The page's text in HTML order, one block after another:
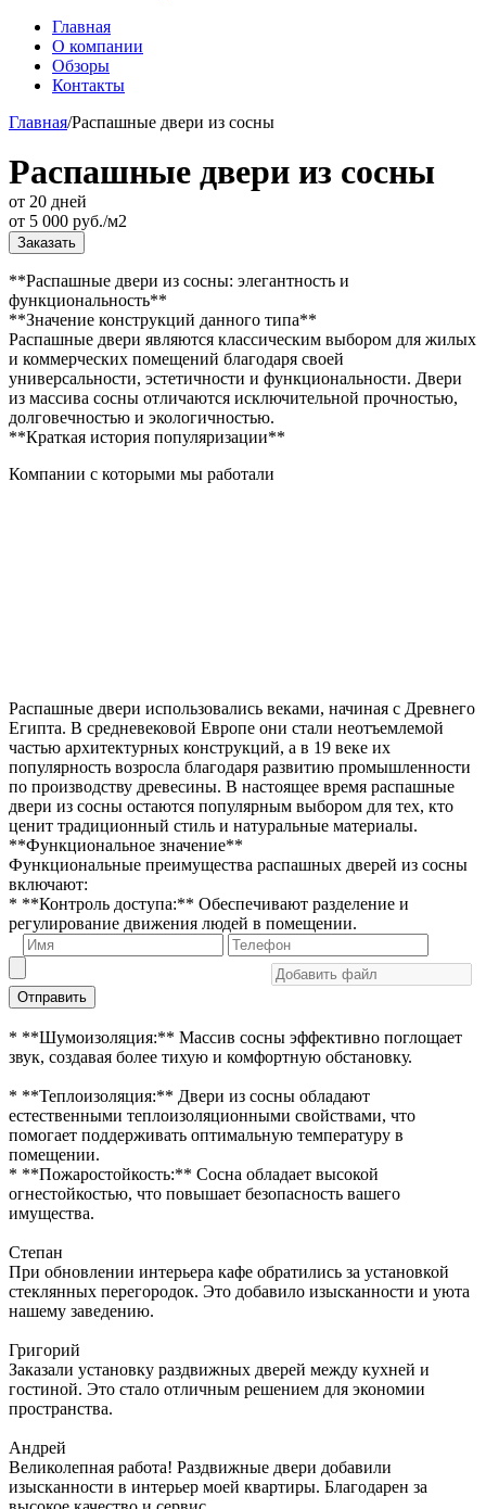
Главная
О компании
Обзоры
Контакты
Главная/Распашные двери из сосны
Распашные двери из сосны
от 20 дней
от 5 000 руб./м2
Заказать
**Распашные двери из сосны: элегантность и
функциональность**
**Значение конструкций данного типа**
Распашные двери являются классическим выбором для жилых
и коммерческих помещений благодаря своей
универсальности, эстетичности и функциональности. Двери
из массива сосны отличаются исключительной прочностью,
долговечностью и экологичностью.
**Краткая история популяризации**
Компании с которыми мы работали
Распашные двери использовались веками, начиная с Древнего
Египта. В средневековой Европе они стали неотъемлемой
частью архитектурных конструкций, а в 19 веке их
популярность возросла благодаря развитию промышленности
по производству древесины. В настоящее время распашные
двери из сосны остаются популярным выбором для тех, кто
ценит традиционный стиль и натуральные материалы.
**Функциональное значение**
Функциональные преимущества распашных дверей из сосны
включают:
* **Контроль доступа:** Обеспечивают разделение и
регулирование движения людей в помещении.
Отправить
* **Шумоизоляция:** Массив сосны эффективно поглощает
звук, создавая более тихую и комфортную обстановку.
* **Теплоизоляция:** Двери из сосны обладают
естественными теплоизоляционными свойствами, что
помогает поддерживать оптимальную температуру в
помещении.
* **Пожаростойкость:** Сосна обладает высокой
огнестойкостью, что повышает безопасность вашего
имущества.
Степан
При обновлении интерьера кафе обратились за установкой
стеклянных перегородок. Это добавило изысканности и уюта
нашему заведению.
Григорий
Заказали установку раздвижных дверей между кухней и
гостиной. Это стало отличным решением для экономии
пространства.
Андрей
Великолепная работа! Раздвижные двери добавили
изысканности в интерьер моей квартиры. Благодарен за